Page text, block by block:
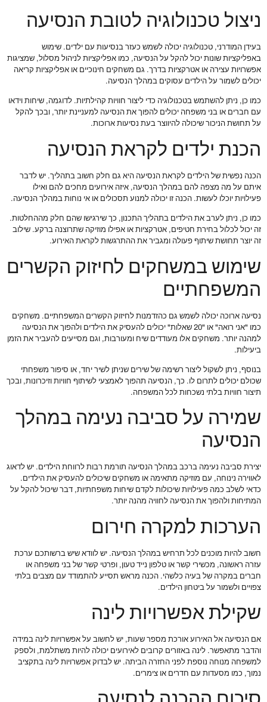
ניצול טכנולוגיה לטובת הנסיעה
בעידן המודרני, טכנולוגיה יכולה לשמש כעזר בנסיעות עם ילדים. שימוש
באפליקציות שונות יכול להקל על הנסיעה, כמו אפליקציות לניהול מסלול, שמציגות
אפשרויות עצירה או אטרקציות בדרך. גם משחקים חינוכיים או אפליקציות קריאה
יכולים לשמור על הילדים עסוקים במהלך הנסיעה.
כמו כן, ניתן להשתמש בטכנולוגיה כדי ליצור חוויות קהילתיות. לדוגמה, שיחות וידאו
עם חברים או בני משפחה יכולים להפוך את הנסיעה למעניינת יותר, ובכך להקל
על תחושת הניכור שיכולה להיווצר בעת נסיעות ארוכות.
הכנת ילדים לקראת הנסיעה
הכנה נפשית של הילדים לקראת הנסיעה היא גם חלק חשוב בתהליך. יש לדבר
איתם על מה מצפה להם במהלך הנסיעה, איזה אירועים מחכים להם ואילו
פעילויות יוכלו לעשות. הכנה זו יכולה למנוע תסכולים או אי נוחות במהלך הנסיעה.
כמו כן, ניתן לערב את הילדים בתהליך התכנון, כך שירגישו שהם חלק מההחלטות.
זה יכול לכלול בחירת חטיפים, אטרקציות או אפילו מוזיקה שתרוצנה ברקע. שילוב
זה יוצר תחושת שיתוף פעולה ומגביר את ההתרגשות לקראת האירוע.
שימוש במשחקים לחיזוק הקשרים
המשפחתיים
נסיעה ארוכה יכולה לשמש גם כהזדמנות לחיזוק הקשרים המשפחתיים. משחקים
כמו "אני רואה" או "20 שאלות" יכולים להעסיק את הילדים ולהפוך את הנסיעה
למהנה יותר. משחקים אלו מעודדים שיח ומעורבות, וגם מסייעים להעביר את הזמן
ביעילות.
בנוסף, ניתן לשקול ליצור רשימה של שירים שניתן לשיר יחד, או סיפור משפחתי
שכולם יכולים לתרום לו. כך, הנסיעה תהפוך לאמצעי לשיתוף חוויות וזיכרונות, ובכך
תיצור חוויות בלתי נשכחות לכל המשפחה.
שמירה על סביבה נעימה במהלך
הנסיעה
יצירת סביבה נעימה ברכב במהלך הנסיעה תורמת רבות לרווחת הילדים. יש לדאוג
לאווירה נינוחה, עם מוזיקה מתאימה או משחקים שיכולים להעסיק את הילדים.
כדאי לשלב כמה פעילויות שיכולות לקדם שיחות משפחתיות, דבר שיכול להקל על
המתיחות ולהפוך את הנסיעה לחוויה מהנה יותר.
הערכות למקרה חירום
חשוב להיות מוכנים לכל תרחיש במהלך הנסיעה. יש לוודא שיש ברשותכם ערכת
עזרה ראשונה, מכשירי קשר או טלפון נייד טעון, ופרטי קשר של בני משפחה או
חברים במקרה של בעיה כלשהי. הכנה מראש תסייע להתמודד עם מצבים בלתי
צפויים ולשמור על ביטחון הילדים.
שקילת אפשרויות לינה
אם הנסיעה אל האירוע אורכת מספר שעות, יש לחשוב על אפשרויות לינה במידה
והדבר מתאפשר. לינה באזורים קרובים לאירועים יכולה להיות משתלמת, ולספק
למשפחה מנוחה נוספת לפני החזרה הביתה. יש לבדוק אפשרויות לינה בתקציב
נמוך, כמו מסעדות עם חדרים או צימרים.